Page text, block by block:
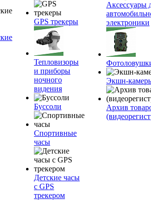
GPS трекеры
Тепловизоры
и приборы
ночного
видения
Буссоли
Спортивные
часы
Детские часы
с GPS
трекером
Аксессуары
электроники
Экшн-
Архив